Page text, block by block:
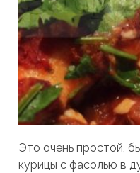
Это очень простой,
курицы с фасолью в